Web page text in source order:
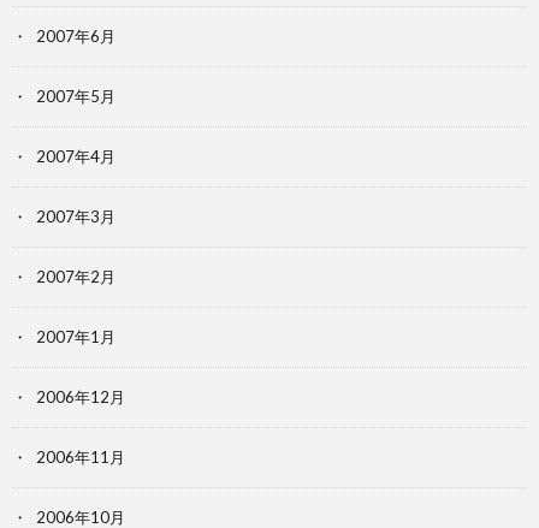
2007年6月
2007年5月
2007年4月
2007年3月
2007年2月
2007年1月
2006年12月
2006年11月
2006年10月